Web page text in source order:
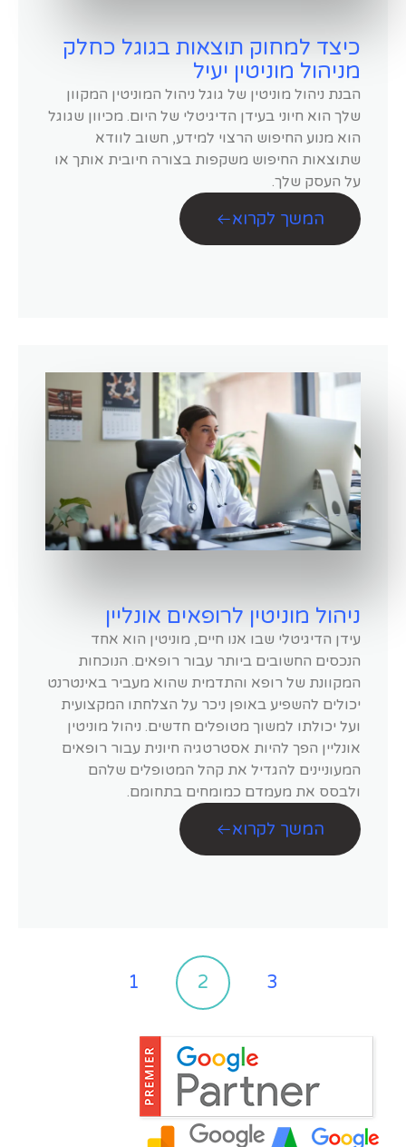
כיצד למחוק תוצאות בגוגל כחלק
מניהול מוניטין יעיל
הבנת ניהול מוניטין של גוגל ניהול המוניטין המקוון
שלך הוא חיוני בעידן הדיגיטלי של היום. מכיוון שגוגל
הוא מנוע החיפוש הרצוי למידע, חשוב לוודא
שתוצאות החיפוש משקפות בצורה חיובית אותך או
על העסק שלך.
המשך לקרוא
ניהול מוניטין לרופאים אונליין
עידן הדיגיטלי שבו אנו חיים, מוניטין הוא אחד
הנכסים החשובים ביותר עבור רופאים. הנוכחות
המקוונת של רופא והתדמית שהוא מעביר באינטרנט
יכולים להשפיע באופן ניכר על הצלחתו המקצועית
ועל יכולתו למשוך מטופלים חדשים. ניהול מוניטין
אונליין הפך להיות אסטרטגיה חיונית עבור רופאים
המעוניינים להגדיל את קהל המטופלים שלהם
ולבסס את מעמדם כמומחים בתחומם.
המשך לקרוא
1 2 3